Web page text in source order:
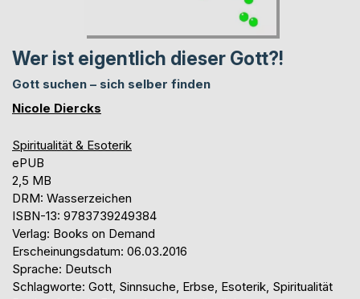
Wer ist eigentlich dieser Gott?!
Gott suchen – sich selber finden
Nicole Diercks
Spiritualität & Esoterik
ePUB
2,5 MB
DRM: Wasserzeichen
ISBN-13: 9783739249384
Verlag: Books on Demand
Erscheinungsdatum: 06.03.2016
Sprache: Deutsch
Schlagworte: Gott, Sinnsuche, Erbse, Esoterik, Spiritualität